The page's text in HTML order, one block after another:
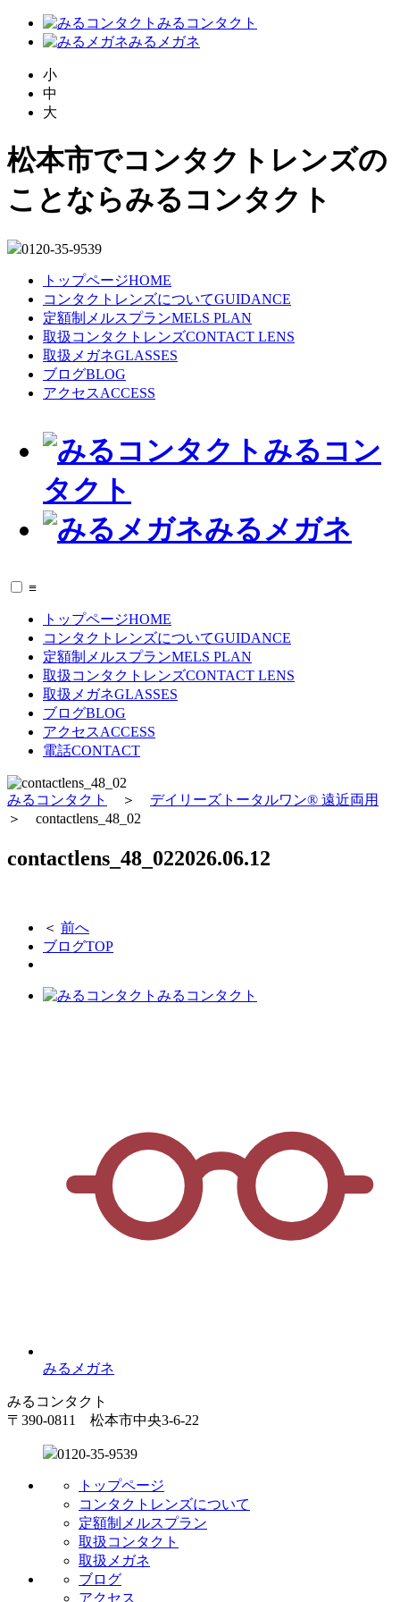
みるコンタクト
みるメガネ
小
中
大
松本市でコンタクトレンズの
ことならみるコンタクト
0120-35-9539
トップページHOME
コンタクトレンズについてGUIDANCE
定額制メルスプランMELS PLAN
取扱コンタクトレンズCONTACT LENS
取扱メガネGLASSES
ブログBLOG
アクセスACCESS
みるコン
タクト
みるメガネ
≡
トップページHOME
コンタクトレンズについてGUIDANCE
定額制メルスプランMELS PLAN
取扱コンタクトレンズCONTACT LENS
取扱メガネGLASSES
ブログBLOG
アクセスACCESS
電話CONTACT
みるコンタクト ＞ デイリーズトータルワン® 遠近両用
＞ contactlens_48_02
contactlens_48_022026.06.12
＜ 前へ
ブログTOP
みるコンタクト
みるメガネ
みるコンタクト
〒390-0811 松本市中央3-6-22
0120-35-9539
トップページ
コンタクトレンズについて
定額制メルスプラン
取扱コンタクト
取扱メガネ
ブログ
アクセス